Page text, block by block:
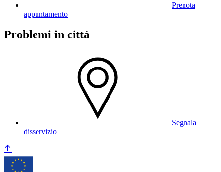
Prenota
appuntamento
Problemi in città
Segnala
disservizio